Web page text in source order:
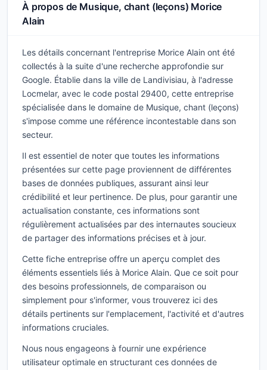
À propos de Musique, chant (leçons) Morice
Alain
Les détails concernant l'entreprise Morice Alain ont été
collectés à la suite d'une recherche approfondie sur
Google. Établie dans la ville de Landivisiau, à l'adresse
Locmelar, avec le code postal 29400, cette entreprise
spécialisée dans le domaine de Musique, chant (leçons)
s'impose comme une référence incontestable dans son
secteur.
Il est essentiel de noter que toutes les informations
présentées sur cette page proviennent de différentes
bases de données publiques, assurant ainsi leur
crédibilité et leur pertinence. De plus, pour garantir une
actualisation constante, ces informations sont
régulièrement actualisées par des internautes soucieux
de partager des informations précises et à jour.
Cette fiche entreprise offre un aperçu complet des
éléments essentiels liés à Morice Alain. Que ce soit pour
des besoins professionnels, de comparaison ou
simplement pour s'informer, vous trouverez ici des
détails pertinents sur l'emplacement, l'activité et d'autres
informations cruciales.
Nous nous engageons à fournir une expérience
utilisateur optimale en structurant ces données de